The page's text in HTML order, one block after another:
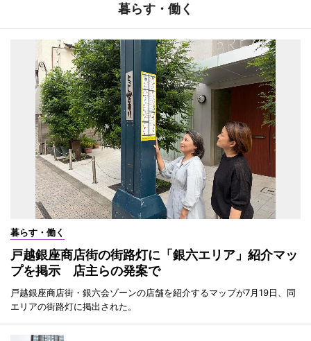
暮らす・働く
暮らす・働く
戸越銀座商店街の街路灯に「銀六エリア」紹介マッ
プを掲示 店主らの発案で
戸越銀座商店街・銀六会ゾーンの店舗を紹介するマップが7月19日、同
エリアの街路灯に掲出された。